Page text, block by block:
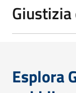
Esplora